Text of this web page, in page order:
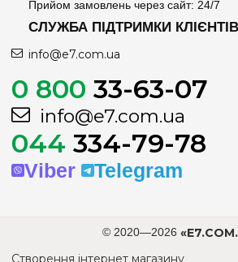
Прийом замовлень через сайт: 24/7
СЛУЖБА ПІДТРИМКИ
info@e7.com.ua
0 800 33-63-07
info@e7.com.ua
044 334-79-78
Viber Telegram
© 2020—2026
Створення інтернет магазину